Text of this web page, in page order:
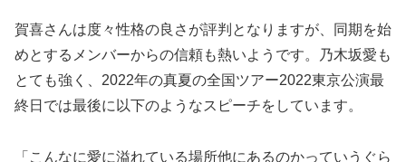
賀喜さんは度々性格の良さが評判となりますが、同期を始
めとするメンバーからの信頼も熱いようです。乃木坂愛も
とても強く、2022年の真夏の全国ツアー2022東京公演最
終日では最後に以下のようなスピーチをしています。
「こんなに愛に溢れている場所他にあるのかっていうぐら